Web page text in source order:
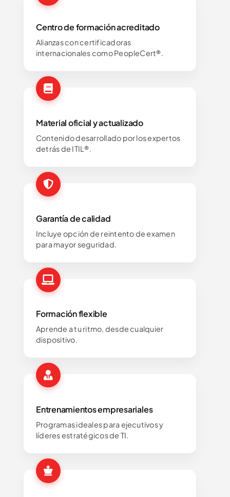
Centro de formación acreditado
Alianzas con certificadoras
internacionales como PeopleCert®.
Material oficial y actualizado
Contenido desarrollado por los expertos
detrás de ITIL®.
Garantía de calidad
Incluye opción de reintento de examen
para mayor seguridad.
Formación flexible
Aprende a tu ritmo, desde cualquier
dispositivo.
Entrenamientos empresariales
Programas ideales para ejecutivos y
líderes estratégicos de TI.